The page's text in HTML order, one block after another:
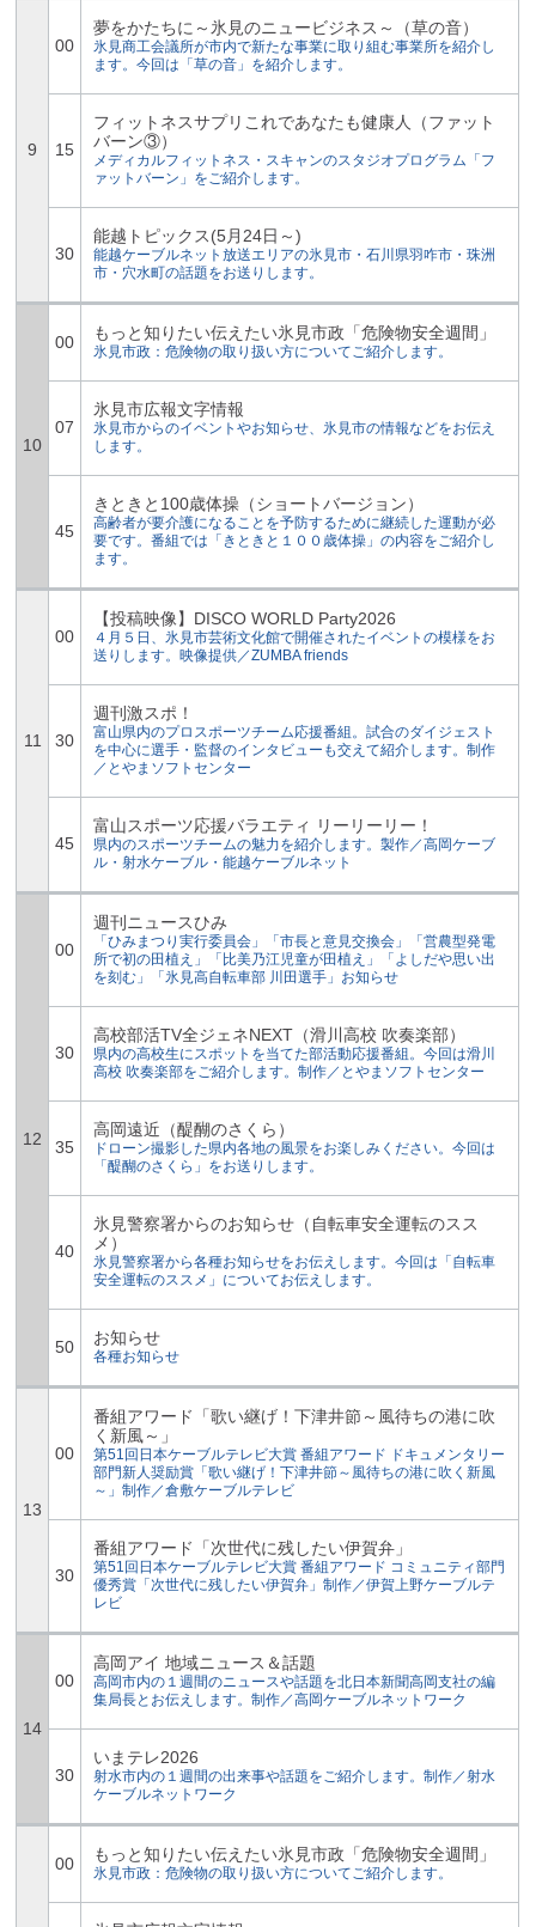
9
00
夢をかたちに～氷見のニュービジネス～（草の音）
氷見商工会議所が市内で新たな事業に取り組む事業所を紹介し
ます。今回は「草の音」を紹介します。
15
フィットネスサプリこれであなたも健康人（ファット
バーン③）
メディカルフィットネス・スキャンのスタジオプログラム「フ
ァットバーン」をご紹介します。
30
能越トピックス(5月24日～)
能越ケーブルネット放送エリアの氷見市・石川県羽咋市・珠洲
市・穴水町の話題をお送りします。
10
00 もっと知りたい伝えたい氷見市政「危険物安全週間」
氷見市政：危険物の取り扱い方についてご紹介します。
07
氷見市広報文字情報
氷見市からのイベントやお知らせ、氷見市の情報などをお伝え
します。
45
きときと100歳体操（ショートバージョン）
高齢者が要介護になることを予防するために継続した運動が必
要です。番組では「きときと１００歳体操」の内容をご紹介し
ます。
11
00
【投稿映像】DISCO WORLD Party2026
４月５日、氷見市芸術文化館で開催されたイベントの模様をお
送りします。映像提供／ZUMBA friends
30
週刊激スポ！
富山県内のプロスポーツチーム応援番組。試合のダイジェスト
を中心に選手・監督のインタビューも交えて紹介します。制作
／とやまソフトセンター
45
富山スポーツ応援バラエティ リーリーリー！
県内のスポーツチームの魅力を紹介します。製作／高岡ケーブ
ル・射水ケーブル・能越ケーブルネット
12
00
週刊ニュースひみ
「ひみまつり実行委員会」「市長と意見交換会」「営農型発電
所で初の田植え」「比美乃江児童が田植え」「よしだや思い出
を刻む」「氷見高自転車部 川田選手」お知らせ
30
高校部活TV全ジェネNEXT（滑川高校 吹奏楽部）
県内の高校生にスポットを当てた部活動応援番組。今回は滑川
高校 吹奏楽部をご紹介します。制作／とやまソフトセンター
35
高岡遠近（醍醐のさくら）
ドローン撮影した県内各地の風景をお楽しみください。今回は
「醍醐のさくら」をお送りします。
40
氷見警察署からのお知らせ（自転車安全運転のスス
メ）
氷見警察署から各種お知らせをお伝えします。今回は「自転車
安全運転のススメ」についてお伝えします。
50 お知らせ
各種お知らせ
13
00
番組アワード「歌い継げ！下津井節～風待ちの港に吹
く新風～」
第51回日本ケーブルテレビ大賞 番組アワード ドキュメンタリー
部門新人奨励賞「歌い継げ！下津井節～風待ちの港に吹く新風
～」制作／倉敷ケーブルテレビ
30
番組アワード「次世代に残したい伊賀弁」
第51回日本ケーブルテレビ大賞 番組アワード コミュニティ部門
優秀賞「次世代に残したい伊賀弁」制作／伊賀上野ケーブルテ
レビ
14
00
高岡アイ 地域ニュース＆話題
高岡市内の１週間のニュースや話題を北日本新聞高岡支社の編
集局長とお伝えします。制作／高岡ケーブルネットワーク
30
いまテレ2026
射水市内の１週間の出来事や話題をご紹介します。制作／射水
ケーブルネットワーク
00 もっと知りたい伝えたい氷見市政「危険物安全週間」
氷見市政：危険物の取り扱い方についてご紹介します。